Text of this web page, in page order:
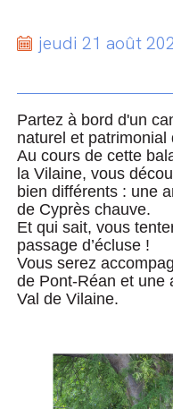
jeudi 21 août
Partez à bord d'un
naturel et patrimonial
Au cours de cette
la Vilaine, vous
bien différents : une
de Cyprès chauve.
Et qui sait, vous
passage d’écluse !
Vous serez
de Pont-Réan et une
Val de Vilaine.